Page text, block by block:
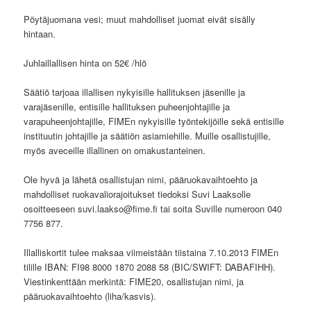
Pöytäjuomana vesi; muut mahdolliset juomat eivät sisälly
hintaan.
Juhlaillallisen hinta on 52€ /hlö
Säätiö tarjoaa illallisen nykyisille hallituksen jäsenille ja
varajäsenille, entisille hallituksen puheenjohtajille ja
varapuheenjohtajille, FIMEn nykyisille työntekijöille sekä entisille
instituutin johtajille ja säätiön asiamiehille. Muille osallistujille,
myös aveceille illallinen on omakustanteinen.
Ole hyvä ja lähetä osallistujan nimi, pääruokavaihtoehto ja
mahdolliset ruokavaliorajoitukset tiedoksi Suvi Laaksolle
osoitteeseen suvi.laakso@fime.fi tai soita Suville numeroon 040
7756 877.
Illalliskortit tulee maksaa viimeistään tiistaina 7.10.2013 FIMEn
tilille IBAN: FI98 8000 1870 2088 58 (BIC/SWIFT: DABAFIHH).
Viestinkenttään merkintä: FIME20, osallistujan nimi, ja
pääruokavaihtoehto (liha/kasvis).